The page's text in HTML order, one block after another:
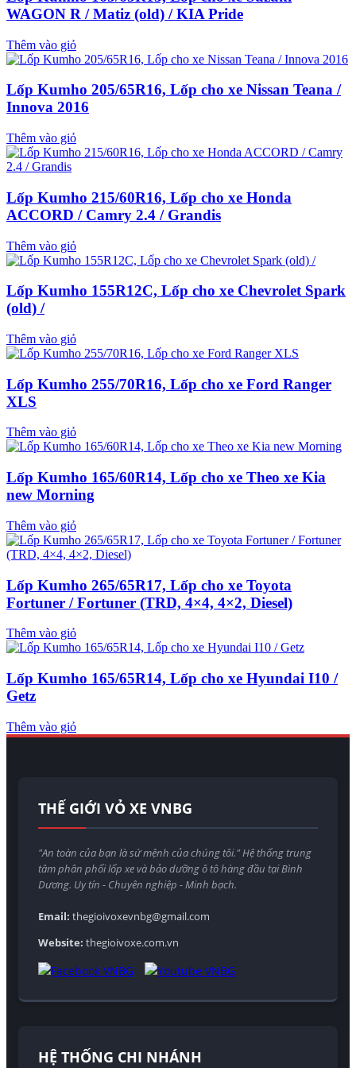
WAGON R / Matiz (old) / KIA Pride
Thêm vào giỏ
Lốp Kumho 205/65R16, Lốp cho xe Nissan Teana /
Innova 2016
Thêm vào giỏ
Lốp Kumho 215/60R16, Lốp cho xe Honda
ACCORD / Camry 2.4 / Grandis
Thêm vào giỏ
Lốp Kumho 155R12C, Lốp cho xe Chevrolet Spark
(old) /
Thêm vào giỏ
Lốp Kumho 255/70R16, Lốp cho xe Ford Ranger
XLS
Thêm vào giỏ
Lốp Kumho 165/60R14, Lốp cho xe Theo xe Kia
new Morning
Thêm vào giỏ
Lốp Kumho 265/65R17, Lốp cho xe Toyota
Fortuner / Fortuner (TRD, 4×4, 4×2, Diesel)
Thêm vào giỏ
Lốp Kumho 165/65R14, Lốp cho xe Hyundai I10 /
Getz
Thêm vào giỏ
THẾ GIỚI VỎ XE VNBG
"An toàn của bạn là sứ mệnh của chúng tôi." Hệ thống trung
tâm phân phối lốp xe và bảo dưỡng ô tô hàng đầu tại Bình
Dương. Uy tín - Chuyên nghiệp - Minh bạch.
Email: thegioivoxevnbg@gmail.com
Website: thegioivoxe.com.vn
HỆ THỐNG CHI NHÁNH